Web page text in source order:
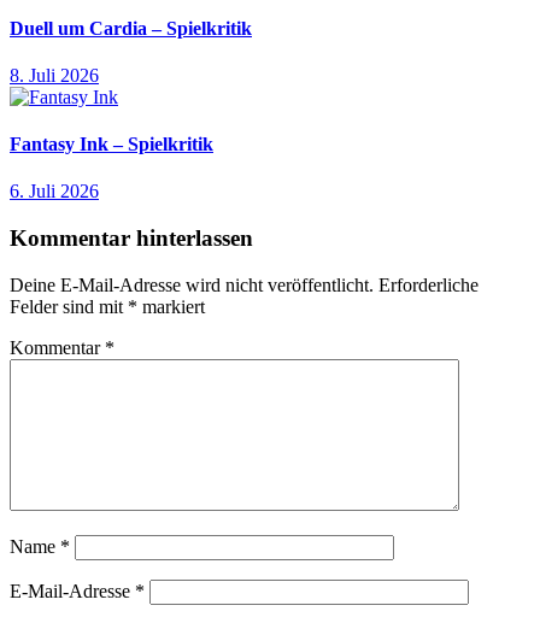
Duell um Cardia – Spielkritik
8. Juli 2026
Fantasy Ink – Spielkritik
6. Juli 2026
Kommentar hinterlassen
Deine E-Mail-Adresse wird nicht veröffentlicht. Erforderliche
Felder sind mit * markiert
Kommentar *
Name *
E-Mail-Adresse *